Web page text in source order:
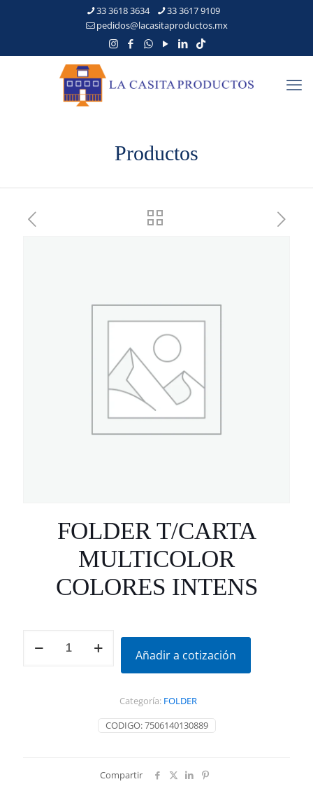
33 3618 3634
33 3617 9109
pedidos@lacasitaproductos.mx
Productos
FOLDER T/CARTA
MULTICOLOR
COLORES INTENS
T/CARTA
Añadir a cotización
CODIGO:7506140130889
Categoría: FOLDER
Compartir